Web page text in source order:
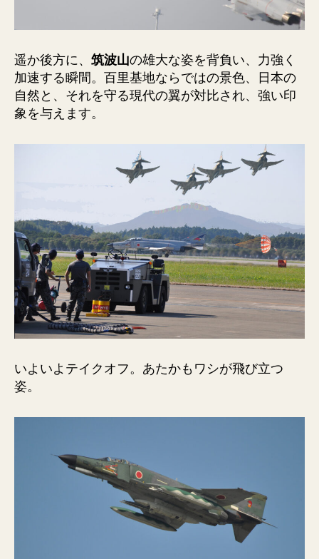
遥か後方に、 筑波山の雄大な姿を背負い、力強く
加速する瞬間。百里基地ならではの景色、日本の
自然と、それを守る現代の翼が対比され、強い印
象を与えます。
いよいよテイクオフ。あたかもワシが飛び立つ
姿。